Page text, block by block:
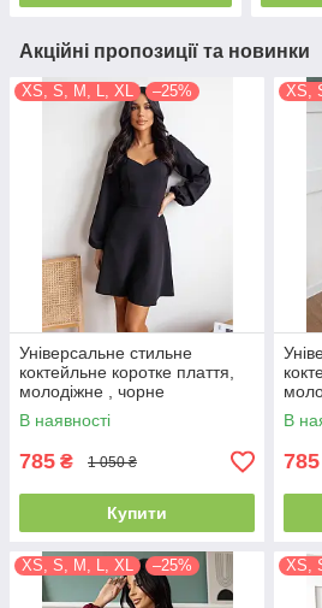
Акційні пропозиції та новинки
XS, S, M, L, XL –25%
Універсальне стильне
коктейльне коротке плаття,
молодіжне , чорне
В наявності
785 ₴ 1 050 ₴
Купити
XS,
В
785
XS, S, M, L, XL –25% XS,